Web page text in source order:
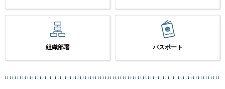
組織部署 パスポート